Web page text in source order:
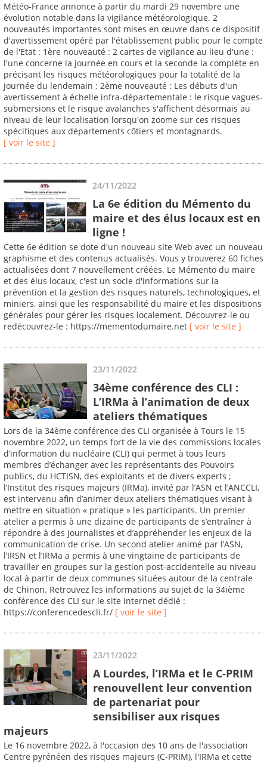
Météo-France annonce à partir du mardi 29 novembre une
évolution notable dans la vigilance météorologique. 2
nouveautés importantes sont mises en œuvre dans ce dispositif
d'avertissement opéré par l'établissement public pour le compte
de l'Etat : 1ère nouveauté : 2 cartes de vigilance au lieu d'une :
l'une concerne la journée en cours et la seconde la complète en
précisant les risques météorologiques pour la totalité de la
journée du lendemain ; 2ème nouveauté : Les débuts d'un
avertissement à échelle infra-départementale : le risque vagues-
submersions et le risque avalanches s'affichent désormais au
niveau de leur localisation lorsqu'on zoome sur ces risques
spécifiques aux départements côtiers et montagnards.
[ voir le site ]
24/11/2022
La 6e édition du Mémento du
maire et des élus locaux est en
ligne !
Cette 6e édition se dote d'un nouveau site Web avec un nouveau
graphisme et des contenus actualisés. Vous y trouverez 60 fiches
actualisées dont 7 nouvellement créées. Le Mémento du maire
et des élus locaux, c'est un socle d'informations sur la
prévention et la gestion des risques naturels, technologiques, et
miniers, ainsi que les responsabilité du maire et les dispositions
générales pour gérer les risques localement. Découvrez-le ou
redécouvrez-le : https://mementodumaire.net [ voir le site ]
23/11/2022
34ème conférence des CLI :
L’IRMa à l’animation de deux
ateliers thématiques
Lors de la 34ème conférence des CLI organisée à Tours le 15
novembre 2022, un temps fort de la vie des commissions locales
d’information du nucléaire (CLI) qui permet à tous leurs
membres d’échanger avec les représentants des Pouvoirs
publics, du HCTISN, des exploitants et de divers experts ;
l’Institut des risques majeurs (IRMa), invité par l’ASN et l’ANCCLI,
est intervenu afin d’animer deux ateliers thématiques visant à
mettre en situation « pratique » les participants. Un premier
atelier a permis à une dizaine de participants de s’entraîner à
répondre à des journalistes et d’appréhender les enjeux de la
communication de crise. Un second atelier animé par l’ASN,
l’IRSN et l’IRMa a permis à une vingtaine de participants de
travailler en groupes sur la gestion post-accidentelle au niveau
local à partir de deux communes situées autour de la centrale
de Chinon. Retrouvez les informations au sujet de la 34ième
conférence des CLI sur le site internet dédié :
https://conferencedescli.fr/ [ voir le site ]
23/11/2022
A Lourdes, l’IRMa et le C-PRIM
renouvellent leur convention
de partenariat pour
sensibiliser aux risques
majeurs
Le 16 novembre 2022, à l'occasion des 10 ans de l'association
Centre pyrénéen des risques majeurs (C-PRIM), l'IRMa et cette